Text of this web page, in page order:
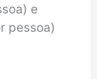
e
pessoa)